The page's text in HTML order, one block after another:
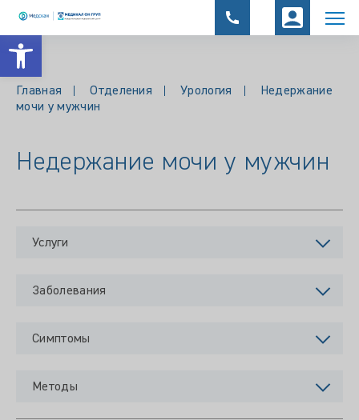
Открыть панель инструментов
Главная Отделения Урология
Недержание
мочи у мужчин
Недержание мочи у мужчин
Услуги
Заболевания
Симптомы
Методы